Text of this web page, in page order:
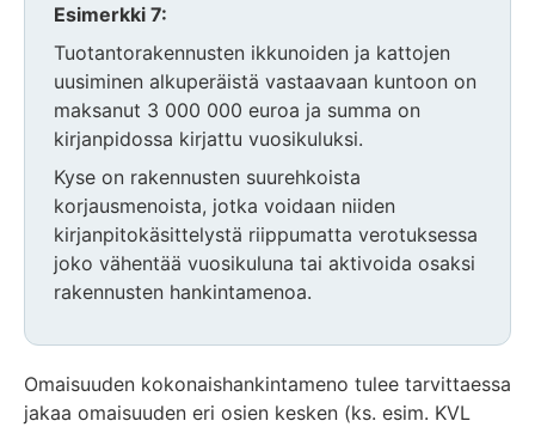
Esimerkki 7:
Tuotantorakennusten ikkunoiden ja kattojen
uusiminen alkuperäistä vastaavaan kuntoon on
maksanut 3 000 000 euroa ja summa on
kirjanpidossa kirjattu vuosikuluksi.
Kyse on rakennusten suurehkoista
korjausmenoista, jotka voidaan niiden
kirjanpitokäsittelystä riippumatta verotuksessa
joko vähentää vuosikuluna tai aktivoida osaksi
rakennusten hankintamenoa.
Omaisuuden kokonaishankintameno tulee tarvittaessa
jakaa omaisuuden eri osien kesken (ks. esim. KVL